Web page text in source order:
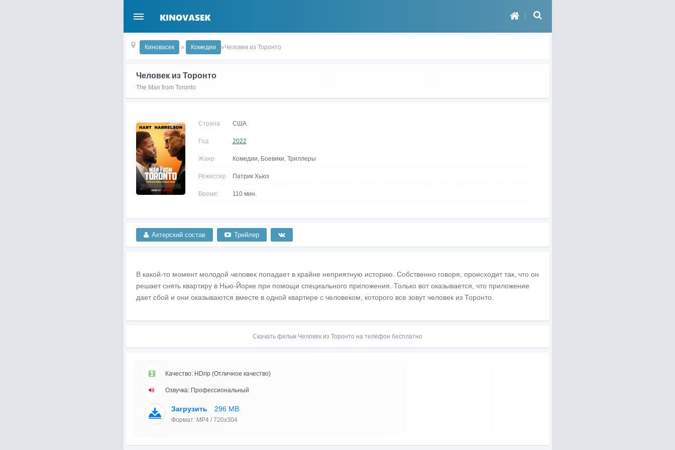
Киновасек » Комедии »Человек из Торонто
Человек из Торонто
The Man from Toronto
Страна США
Год 2022
Жанр Комедии, Боевики, Триллеры
Режиссер Патрик Хьюз
Время: 110 мин.
Актерский состав Трейлер
В какой-то момент молодой человек попадает в крайне неприятную историю. Собственно говоря, происходит так, что он
решает снять квартиру в Нью-Йорке при помощи специального приложения. Только вот оказывается, что приложение
дает сбой и они оказываются вместе в одной квартире с человеком, которого все зовут человек из Торонто.
Скачать фильм Человек из Торонто на телефон бесплатно
Качество: HDrip (Отличное качество)
Озвучка: Профессиональный
Загрузить 296 MB
Формат: MP4 / 720x304